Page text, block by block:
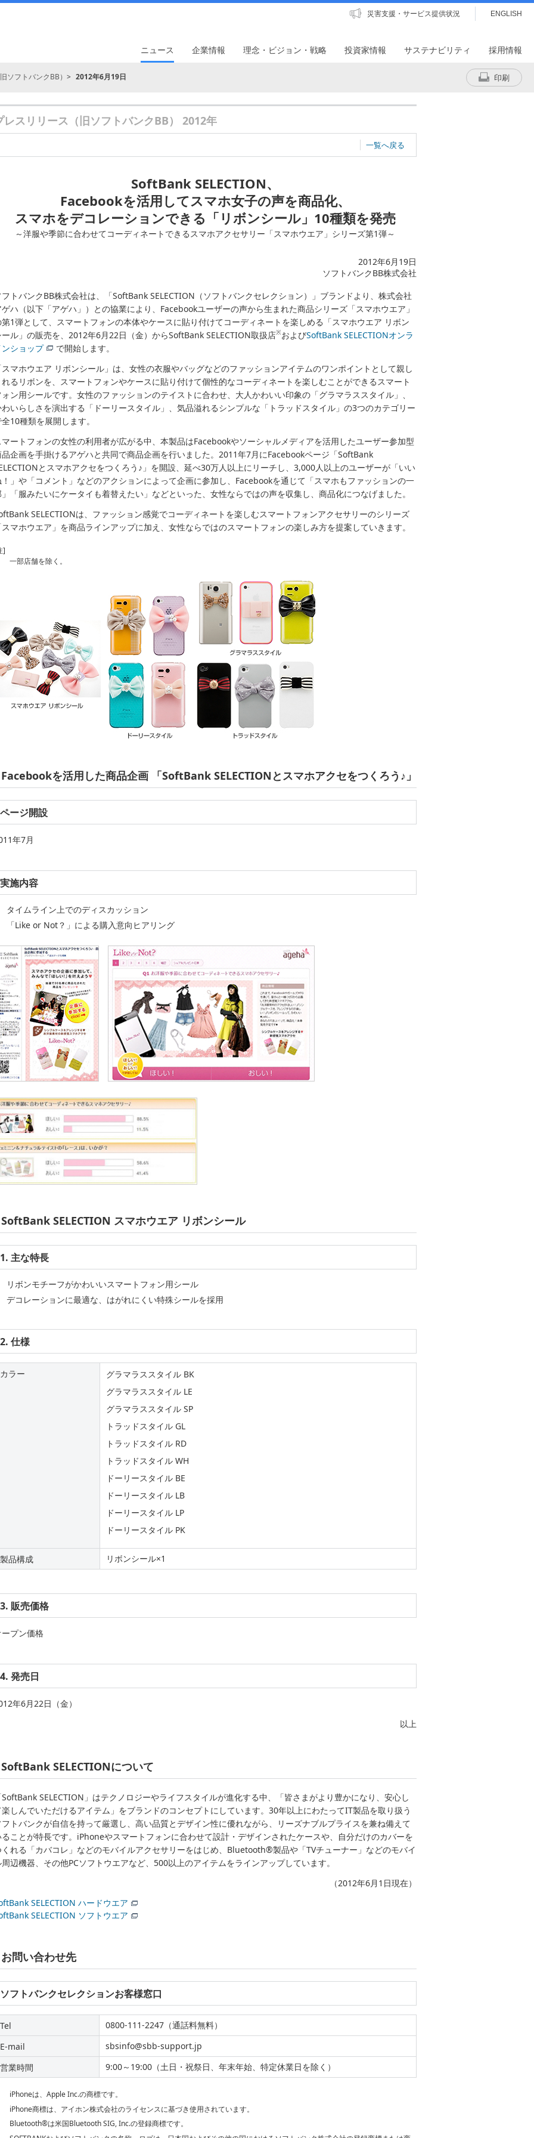
災害支援・サービス提供状況 ENGLISH
ニュース 企業情報 理念・ビジョン・戦略 投資家情報 サステナビリティ 採用情報
ソフトバンクBB） 2012年6月19日 印刷
レスリリース（旧ソフトバンクBB） 2012年
一覧へ戻る
SoftBank SELECTION、
Facebookを活用してスマホ女子の声を商品化、
スマホをデコレーションできる「リボンシール」10種類を発売
～洋服や季節に合わせてコーディネートできるスマホアクセサリー「スマホウエア」シリーズ第1弾～
2012年6月19日
ソフトバンクBB株式会社
トバンクBB株式会社は、「SoftBank SELECTION（ソフトバンクセレクション）」ブランドより、株式会社
ハ（以下「アゲハ」）との協業により、Facebookユーザーの声から生まれた商品シリーズ「スマホウエア」
1弾として、スマートフォンの本体やケースに貼り付けてコーディネートを楽しめる「スマホウエア リボン
ル」の販売を、2012年6月22日（金）からSoftBank SELECTION取扱店※およびSoftBank SELECTIONオンラ
ショップ
で開始します。
マホウエア リボンシール」は、女性の衣服やバッグなどのファッションアイテムのワンポイントとして親し
るリボンを、スマートフォンやケースに貼り付けて個性的なコーディネートを楽しむことができるスマート
ン用シールです。女性のファッションのテイストに合わせ、大人かわいい印象の「グラマラススタイル」、
いらしさを演出する「ドーリースタイル」、気品溢れるシンプルな「トラッドスタイル」の3つのカテゴリー
10種類を展開します。
ートフォンの女性の利用者が広がる中、本製品はFacebookやソーシャルメディアを活用したユーザー参加型
企画を手掛けるアゲハと共同で商品企画を行いました。2011年7月にFacebookページ「SoftBank
とスマホアクセをつくろう♪」を開設、延べ30万人以上にリーチし、3,000人以上のユーザーが「いい
」や「コメント」などのアクションによって企画に参加し、Facebookを通じて「スマホもファッションの一
「服みたいにケータイも着替えたい」などといった、女性ならではの声を収集し、商品化につなげました。
SELECTIONは、ファッション感覚でコーディネートを楽しむスマートフォンアクセサリーのシリーズ
マホウエア」を商品ラインアップに加え、女性ならではのスマートフォンの楽しみ方を提案していきます。
]
一部店舗を除く。
Facebookを活用した商品企画 「SoftBank SELECTIONとスマホアクセをつくろう♪」
ページ開設
年7月
実施内容
タイムライン上でのディスカッション
「Like or Not？」による購入意向ヒアリング
SoftBank SELECTION スマホウエア リボンシール
1. 主な特長
リボンモチーフがかわいいスマートフォン用シール
デコレーションに最適な、はがれにくい特殊シールを採用
2. 仕様
カラー
グラマラススタイル BK
グラマラススタイル LE
グラマラススタイル SP
トラッドスタイル GL
トラッドスタイル RD
トラッドスタイル WH
ドーリースタイル BE
ドーリースタイル LB
ドーリースタイル LP
ドーリースタイル PK
製品構成 リボンシール×1
3. 販売価格
プン価格
4. 発売日
年6月22日（金）
以上
SoftBank SELECTIONについて
SELECTION」はテクノロジーやライフスタイルが進化する中、「皆さまがより豊かになり、安心し
しんでいただけるアイテム」をブランドのコンセプトにしています。30年以上にわたってIT製品を取り扱う
トバンクが自信を持って厳選し、高い品質とデザイン性に優れながら、リーズナブルプライスを兼ね備えて
ことが特長です。iPhoneやスマートフォンに合わせて設計・デザインされたケースや、自分だけのカバーを
れる「カバコレ」などのモバイルアクセサリーをはじめ、Bluetooth®製品や「TVチューナー」などのモバイ
辺機器、その他PCソフトウエアなど、500以上のアイテムをラインアップしています。
（2012年6月1日現在）
SELECTION ハードウエア
SELECTION ソフトウエア
お問い合わせ先
ソフトバンクセレクションお客様窓口
Tel
0800-111-2247（通話料無料）
E-mail
sbsinfo@sbb-support.jp
営業時間
9:00～19:00（土日・祝祭日、年末年始、特定休業日を除く）
iPhoneは、Apple Inc.の商標です。
iPhone商標は、アイホン株式会社のライセンスに基づき使用されています。
Bluetooth®は米国Bluetooth SIG, Inc.の登録商標です。